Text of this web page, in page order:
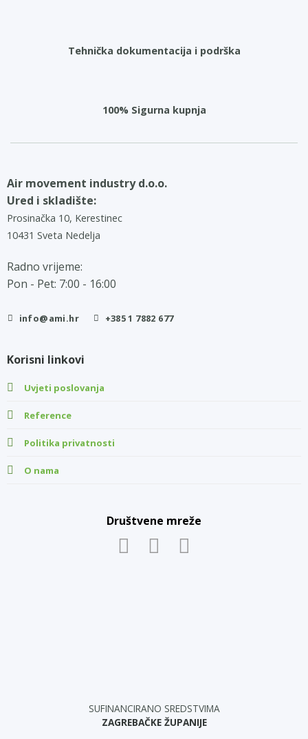
Tehnička dokumentacija i podrška
100% Sigurna kupnja
Air movement industry d.o.o.
Ured i skladište:
Prosinačka 10, Kerestinec
10431 Sveta Nedelja
Radno vrijeme:
Pon - Pet: 7:00 - 16:00
info@ami.hr +385 1 7882 677
Korisni linkovi
Uvjeti poslovanja
Reference
Politika privatnosti
O nama
Društvene mreže
SUFINANCIRANO SREDSTVIMA
ZAGREBAČKE ŽUPANIJE